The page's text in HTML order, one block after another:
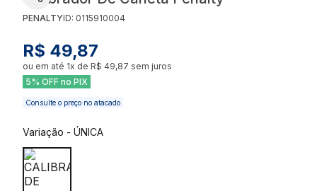
PENALTYID: 0115910004
R$ 49,87
ou em até 1x de R$ 49,87 sem juros
5% OFF no PIX
Consulte o preço no atacado
Variação - ÚNICA